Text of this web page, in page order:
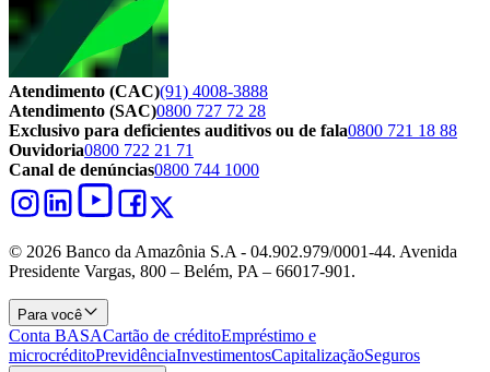
Atendimento (CAC)(91) 4008-3888
Atendimento (SAC)0800 727 72 28
Exclusivo para deficientes auditivos ou de fala0800 721 18 88
Ouvidoria0800 722 21 71
Canal de denúncias0800 744 1000
© 2026 Banco da Amazônia S.A - 04.902.979/0001‐44. Avenida
Presidente Vargas, 800 – Belém, PA – 66017-901.
Para você
Conta BASACartão de créditoEmpréstimo e
microcréditoPrevidênciaInvestimentosCapitalizaçãoSeguros